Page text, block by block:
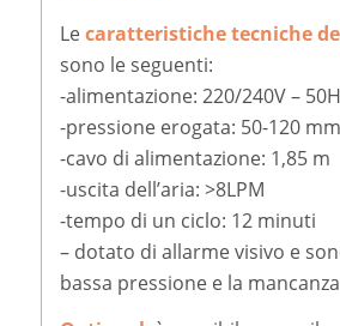
Lecaratteristiche tecniche
sono le seguenti:
-alimentazione: 220/240V –
-pressione erogata: 50-120
-cavo di alimentazione: 1,85 m
-uscita dell’aria: >8LPM
-tempo di un ciclo: 12 minuti
– dotato di allarme visivo e
bassa pressione e la